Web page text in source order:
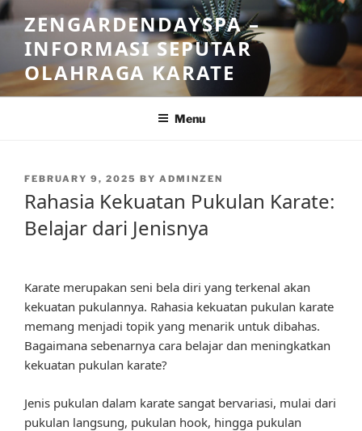
Skip
to
content
ZENGARDENDAYSPA –
INFORMASI SEPUTAR
OLAHRAGA KARATE
Menu
POSTED
FEBRUARY 9, 2025 BY ADMINZEN
Rahasia Kekuatan Pukulan Karate:
Belajar dari Jenisnya
Karate merupakan seni bela diri yang terkenal akan
kekuatan pukulannya. Rahasia kekuatan pukulan karate
memang menjadi topik yang menarik untuk dibahas.
Bagaimana sebenarnya cara belajar dan meningkatkan
kekuatan pukulan karate?
Jenis pukulan dalam karate sangat bervariasi, mulai dari
pukulan langsung, pukulan hook, hingga pukulan